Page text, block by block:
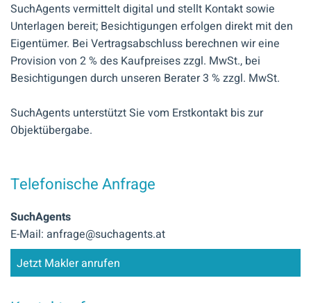
SuchAgents vermittelt digital und stellt Kontakt sowie
Unterlagen bereit; Besichtigungen erfolgen direkt mit den
Eigentümer. Bei Vertragsabschluss berechnen wir eine
Provision von 2 % des Kaufpreises zzgl. MwSt., bei
Besichtigungen durch unseren Berater 3 % zzgl. MwSt.
SuchAgents unterstützt Sie vom Erstkontakt bis zur
Objektübergabe.
Telefonische Anfrage
SuchAgents
E-Mail: anfrage@suchagents.at
Jetzt Makler anrufen